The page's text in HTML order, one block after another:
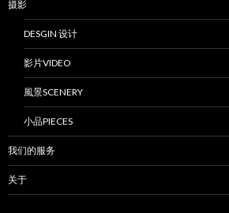
摄影
DESGIN 设计
影片VIDEO
風景SCENERY
小品PIECES
我们的服务
关于